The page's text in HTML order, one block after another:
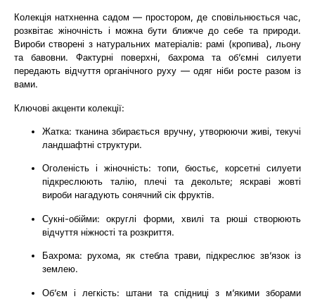
Колекція натхненна садом — простором, де сповільнюється час,
розквітає жіночність і можна бути ближче до себе та природи.
Вироби створені з натуральних матеріалів: рамі (кропива), льону
та бавовни. Фактурні поверхні, бахрома та об’ємні силуети
передають відчуття органічного руху — одяг ніби росте разом із
вами.
Ключові акценти колекції:
Жатка: тканина збирається вручну, утворюючи живі, текучі
ландшафтні структури.
Оголеність і жіночність: топи, бюстьє, корсетні силуети
підкреслюють талію, плечі та декольте; яскраві жовті
вироби нагадують сонячний сік фруктів.
Сукні-обійми: округлі форми, хвилі та рюші створюють
відчуття ніжності та розкриття.
Бахрома: рухома, як стебла трави, підкреслює зв’язок із
землею.
Об’єм і легкість: штани та спідниці з м’якими зборами